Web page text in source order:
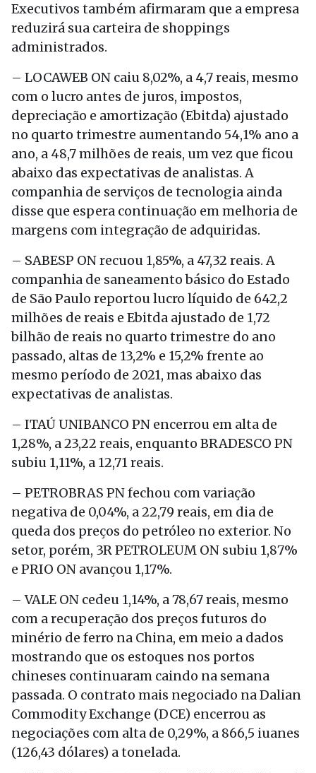
Executivos também afirmaram que a empresa
reduzirá sua carteira de shoppings
administrados.
– LOCAWEB ON caiu 8,02%, a 4,7 reais, mesmo
com o lucro antes de juros, impostos,
depreciação e amortização (Ebitda) ajustado
no quarto trimestre aumentando 54,1% ano a
ano, a 48,7 milhões de reais, um vez que ficou
abaixo das expectativas de analistas. A
companhia de serviços de tecnologia ainda
disse que espera continuação em melhoria de
margens com integração de adquiridas.
– SABESP ON recuou 1,85%, a 47,32 reais. A
companhia de saneamento básico do Estado
de São Paulo reportou lucro líquido de 642,2
milhões de reais e Ebitda ajustado de 1,72
bilhão de reais no quarto trimestre do ano
passado, altas de 13,2% e 15,2% frente ao
mesmo período de 2021, mas abaixo das
expectativas de analistas.
– ITAÚ UNIBANCO PN encerrou em alta de
1,28%, a 23,22 reais, enquanto BRADESCO PN
subiu 1,11%, a 12,71 reais.
– PETROBRAS PN fechou com variação
negativa de 0,04%, a 22,79 reais, em dia de
queda dos preços do petróleo no exterior. No
setor, porém, 3R PETROLEUM ON subiu 1,87%
e PRIO ON avançou 1,17%.
– VALE ON cedeu 1,14%, a 78,67 reais, mesmo
com a recuperação dos preços futuros do
minério de ferro na China, em meio a dados
mostrando que os estoques nos portos
chineses continuaram caindo na semana
passada. O contrato mais negociado na Dalian
Commodity Exchange (DCE) encerrou as
negociações com alta de 0,29%, a 866,5 iuanes
(126,43 dólares) a tonelada.